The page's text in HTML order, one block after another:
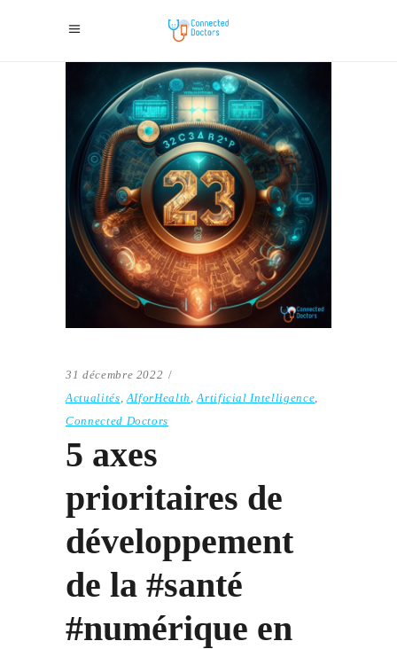
31 décembre 2022
Actualités,AIforHealth ,Artificial Intelligence,
Connected Doctors
5 axes
prioritaires de
développement
de la #santé
#numérique en